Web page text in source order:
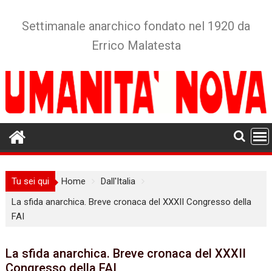
Settimanale anarchico fondato nel 1920 da
Errico Malatesta
Tu sei qui Home
Dall'Italia
La sfida anarchica. Breve cronaca del XXXII Congresso della
FAI
La sfida anarchica. Breve cronaca del XXXII
Congresso della FAI